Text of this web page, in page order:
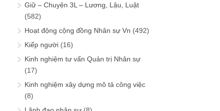
Giữ – Chuyện 3L – Lương, Lậu, Luật
(582)
Hoạt động cộng đồng Nhân sự Vn (492)
Kiếp người (16)
Kinh nghiệm tư vấn Quản trị Nhân sự
(17)
Kinh nghiệm xây dựng mô tả công việc
(8)